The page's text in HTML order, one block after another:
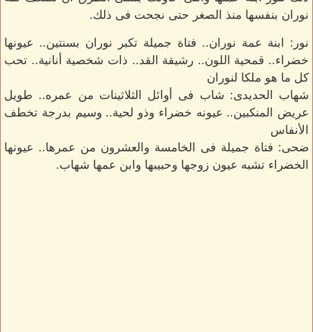
نوران بنفسها منذ الصغر حتى نجحت فى ذلك.
نور: ابنة عمة نوران.. فتاة جميلة تكبر نوران بسنتين.. عيونها
خضراء.. قمحية اللون.. رشيقة القد.. ذات شخصية أنانية.. تحب
كل ما هو ملكا لنوران
شهاب الحديدى: شاب فى أوائل الثلاثينات من عمره.. طويل
عريض المنكبين.. عيونه خضراء وذو لحية.. وسيم بدرجة تخطف
الأنفاس
ضحى: فتاة جميلة فى الخامسة والعشرون من عمرها.. عيونها
الخضراء تشبه عيون زوجها وحبيبها وابن عمها شهاب.